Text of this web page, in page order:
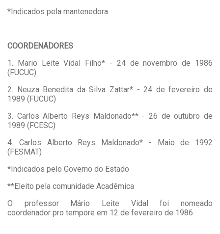
*Indicados pela mantenedora
COORDENADORES
1. Mario Leite Vidal Filho* - 24 de novembro de 1986
(FUCUC)
2. Neuza Benedita da Silva Zattar* - 24 de fevereiro de
1989 (FUCUC)
3. Carlos Alberto Reys Maldonado** - 26 de outubro de
1989 (FCESC)
4. Carlos Alberto Reys Maldonado* - Maio de 1992
(FESMAT)
*Indicados pelo Governo do Estado
**Eleito pela comunidade Acadêmica
O professor Mário Leite Vidal foi nomeado
coordenador pro tempore em 12 de fevereiro de 1986